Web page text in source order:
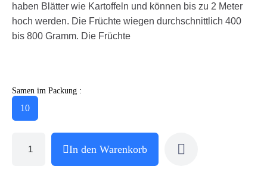
haben Blätter wie Kartoffeln und können bis zu 2 Meter
hoch werden. Die Früchte wiegen durchschnittlich 400
bis 800 Gramm. Die Früchte
Samen im Packung :
10
In den Warenkorb